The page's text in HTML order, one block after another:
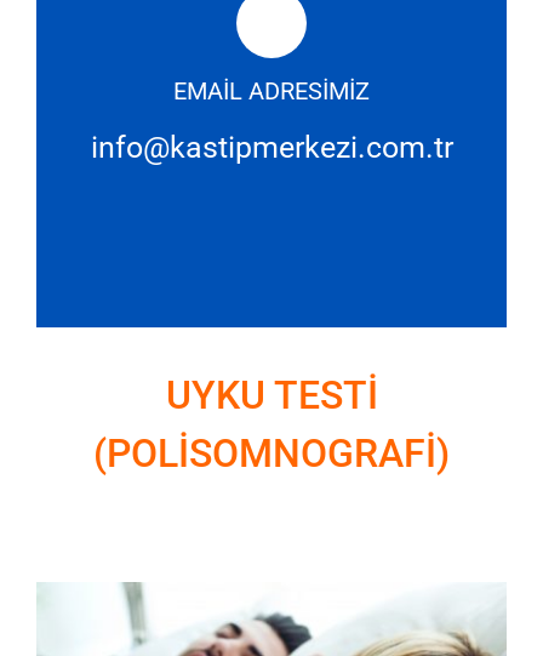
EMAİL ADRESİMİZ
info@kastipmerkezi.com.tr
UYKU TESTİ
(POLİSOMNOGRAFİ)